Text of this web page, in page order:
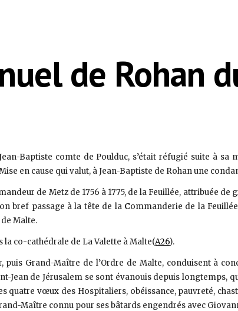
de Rohan
Baptiste comte de Poulduc, s’était réfugié suite à sa
en cause qui valut, à Jean-Baptiste de Rohan une
de Metz de 1756 à 1775, de la Feuillée, attribuée de
bref passage à la tête de la Commanderie de la
Malte.
la co-cathédrale de La Valette à Malte(A26).
Grand-Maître de l’Ordre de Malte, conduisent à
Jean de Jérusalem se sont évanouis depuis longtemps,
quatre vœux des Hospitaliers, obéissance, pauvreté,
Maître connu pour ses bâtards engendrés avec